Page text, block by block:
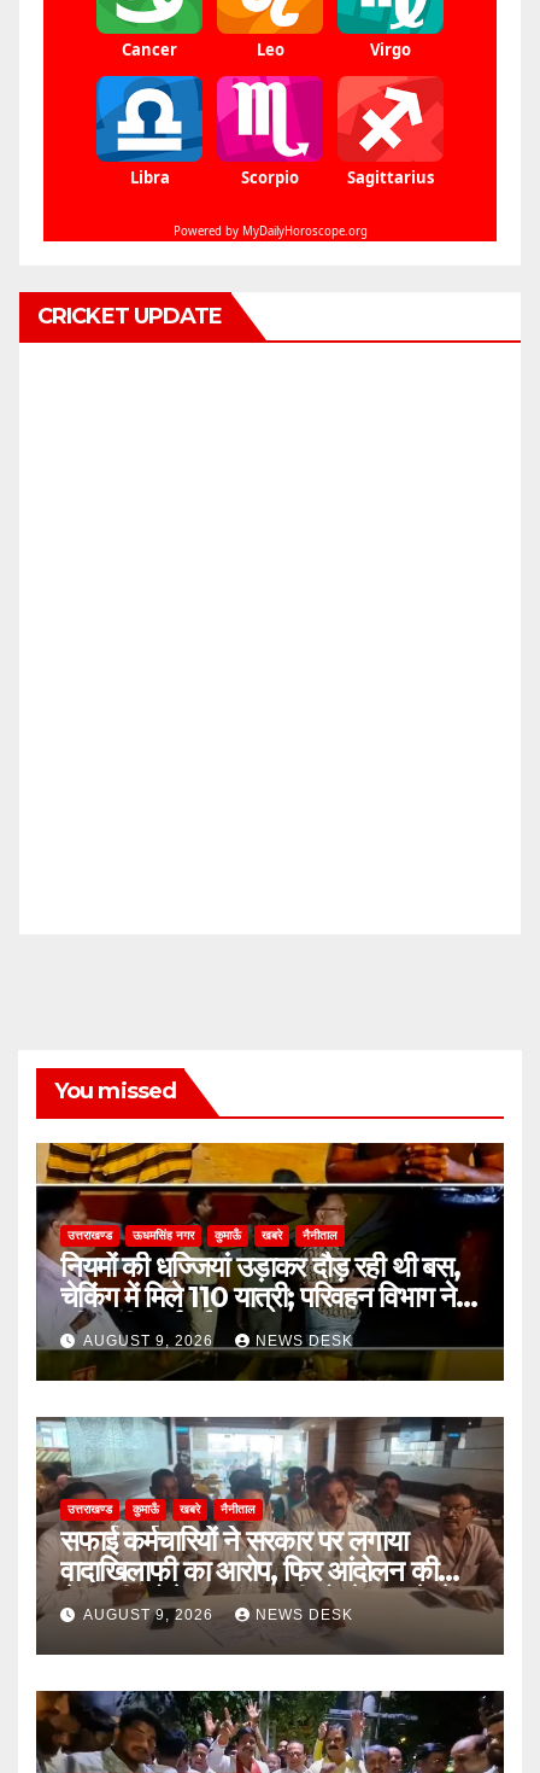
CRICKET UPDATE
You missed
उत्तराखण्ड ऊधमसिंह नगर कुमाऊँ खबरे नैनीताल
नियमों की धज्जियां उड़ाकर दौड़ रही थी बस,
चेकिंग में मिले 110 यात्री; परिवहन विभाग ने
की कड़ी कार्रवाई
AUGUST 9, 2026 NEWS DESK
उत्तराखण्ड कुमाऊँ खबरे नैनीताल
सफाई कर्मचारियों ने सरकार पर लगाया
वादाखिलाफी का आरोप, फिर आंदोलन की
चेतावनी; बोले- जरूरत पड़ी तो जेल जाने से
भी नहीं हटेंगे पीछे
AUGUST 9, 2026 NEWS DESK